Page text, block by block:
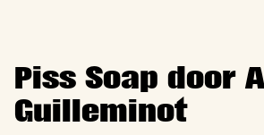
Piss Soap door
Guilleminot